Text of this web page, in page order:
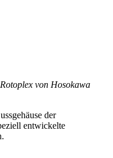
von Hosokawa
der
entwickelte